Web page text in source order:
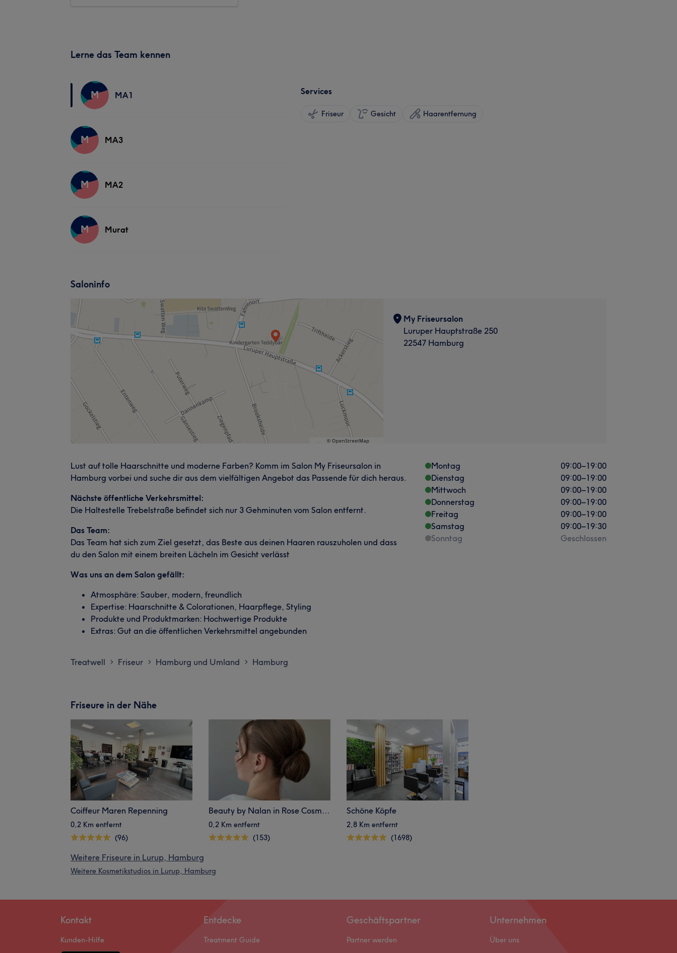
Lerne das Team kennen
M MA1
M MA3
M MA2
M Murat
Services
Friseur Gesicht Haarentfernung
Saloninfo
My Friseursalon
Luruper Hauptstraße 250
22547 Hamburg
Lust auf tolle Haarschnitte und moderne Farben? Komm im Salon My Friseursalon in
Hamburg vorbei und suche dir aus dem vielfältigen Angebot das Passende für dich heraus.
Nächste öffentliche Verkehrsmittel:
Die Haltestelle Trebelstraße befindet sich nur 3 Gehminuten vom Salon entfernt.
Das Team:
Das Team hat sich zum Ziel gesetzt, das Beste aus deinen Haaren rauszuholen und dass
du den Salon mit einem breiten Lächeln im Gesicht verlässt
Was uns an dem Salon gefällt:
Atmosphäre: Sauber, modern, freundlich
Expertise: Haarschnitte & Colorationen, Haarpflege, Styling
Produkte und Produktmarken: Hochwertige Produkte
Extras: Gut an die öffentlichen Verkehrsmittel angebunden
Montag 09:00–19:00
Dienstag
09:00–19:00
Mittwoch
09:00–19:00
Donnerstag
09:00–19:00
Freitag
09:00–19:00
Samstag
09:00–19:30
Sonntag
Geschlossen
Treatwell > Friseur > Hamburg und Umland > Hamburg
Friseure in der Nähe
Coiffeur Maren Repenning
0,2 Km entfernt
(96)
Beauty by Nalan in Rose Cosmetic
0,2 Km entfernt
(153)
Schöne Köpfe
2,8 Km entfernt
(1698)
Weitere Friseure in Lurup, Hamburg
Weitere Kosmetikstudios in Lurup, Hamburg
Kontakt
Kunden-Hilfe
Entdecke
Treatment Guide
Geschäftspartner
Partner werden
Unternehmen
Über uns